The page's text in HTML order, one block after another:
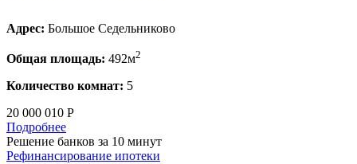
Адрес: Большое Седельниково
Общая площадь: 492м2
Количество комнат: 5
20 000 010 Р
Подробнее
Решение банков за 10 минут
Рефинансирование ипотеки